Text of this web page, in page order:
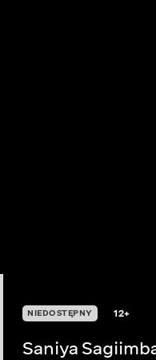
NIEDOSTĘPNY 12+
Saniya